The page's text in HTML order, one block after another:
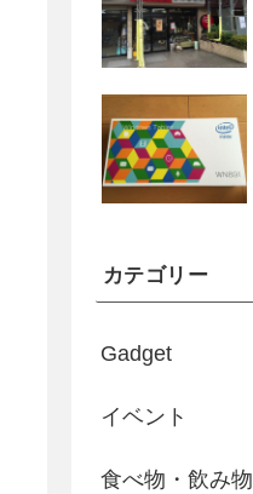
カテゴリー
Gadget
イベント
食べ物・飲み物